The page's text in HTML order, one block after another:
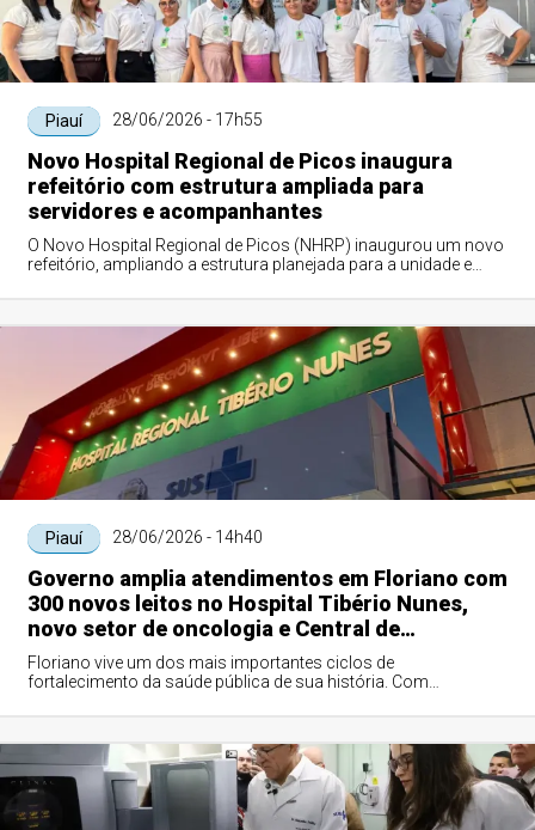
Piauí 28/06/2026 - 17h55
Novo Hospital Regional de Picos inaugura
refeitório com estrutura ampliada para
servidores e acompanhantes
O Novo Hospital Regional de Picos (NHRP) inaugurou um novo
refeitório, ampliando a estrutura planejada para a unidade e
Piauí 28/06/2026 - 14h40
Governo amplia atendimentos em Floriano com
300 novos leitos no Hospital Tibério Nunes,
novo setor de oncologia e Central de
Diagnósticos
Floriano vive um dos mais importantes ciclos de
fortalecimento da saúde pública de sua história. Com